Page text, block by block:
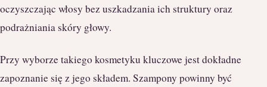
oczyszczając włosy bez uszkadzania ich struktury oraz
podrażniania skóry głowy.
Przy wyborze takiego kosmetyku kluczowe jest dokładne
zapoznanie się z jego składem. Szampony powinny być